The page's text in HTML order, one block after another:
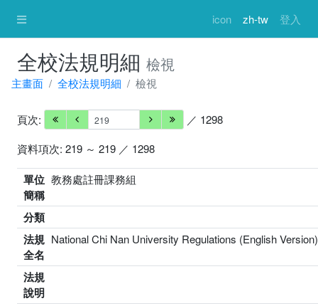
icon zh-tw 登入
全校法規明細 檢視
主畫面 全校法規明細 檢視
頁次:
／ 1298
資料項次: 219 ～ 219 ／ 1298
單位
簡稱
教務處註冊課務組
分類
法規
全名
National Chi Nan University Regulations (English Version)
法規
說明